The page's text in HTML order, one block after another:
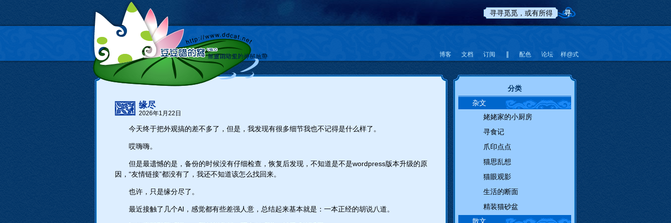
博客 文档 订阅 配色 论坛 样@式
缘尽
2026年1月22日
今天终于把外观搞的差不多了，但是，我发现有很多细节我也不记得是什么样了。
哎嗨嗨。
但是最遗憾的是，备份的时候没有仔细检查，恢复后发现，不知道是不是wordpress版本升级的原
因，“友情链接”都没有了，我还不知道该怎么找回来。
也许，只是缘分尽了。
最近接触了几个AI，感觉都有些差强人意，总结起来基本就是：一本正经的胡说八道。
分类
杂文
姥姥家的小厨房
寻食记
爪印点点
猫思乱想
猫眼观影
生活的断面
精装猫砂盆
散文